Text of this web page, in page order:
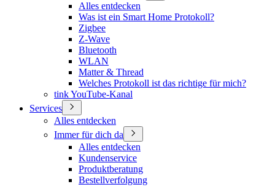
Alles entdecken
Was ist ein Smart Home Protokoll?
Zigbee
Z-Wave
Bluetooth
WLAN
Matter & Thread
Welches Protokoll ist das richtige für mich?
tink YouTube-Kanal
Services
Alles entdecken
Immer für dich da
Alles entdecken
Kundenservice
Produktberatung
Bestellverfolgung